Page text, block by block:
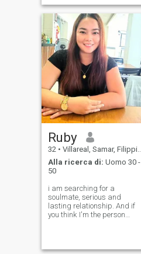
amico, ma posso stare con
gli amici, ma ho scelto gli
amici responsabili. Mi piace
cucinare, e mi piace
mangiare. Amo i dolci i cibi
anche e i frutti di mare 😊
Ruby
32 • Villareal, Samar, Filippine
Alla ricerca di: Uomo 30 -
50
i am searching for a
soulmate, serious and
lasting relationship. And if
you think I'm the person